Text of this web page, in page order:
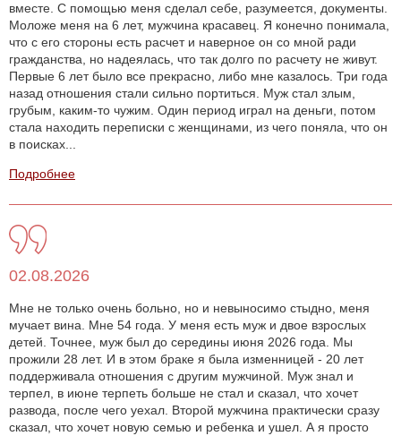
вместе. С помощью меня сделал себе, разумеется, документы.
Моложе меня на 6 лет, мужчина красавец. Я конечно понимала,
что с его стороны есть расчет и наверное он со мной ради
гражданства, но надеялась, что так долго по расчету не живут.
Первые 6 лет было все прекрасно, либо мне казалось. Три года
назад отношения стали сильно портиться. Муж стал злым,
грубым, каким-то чужим. Один период играл на деньги, потом
стала находить переписки с женщинами, из чего поняла, что он
в поисках...
Подробнее
02.08.2026
Мне не только очень больно, но и невыносимо стыдно, меня
мучает вина. Мне 54 года. У меня есть муж и двое взрослых
детей. Точнее, муж был до середины июня 2026 года. Мы
прожили 28 лет. И в этом браке я была изменницей - 20 лет
поддерживала отношения с другим мужчиной. Муж знал и
терпел, в июне терпеть больше не стал и сказал, что хочет
развода, после чего уехал. Второй мужчина практически сразу
сказал, что хочет новую семью и ребенка и ушел. А я просто